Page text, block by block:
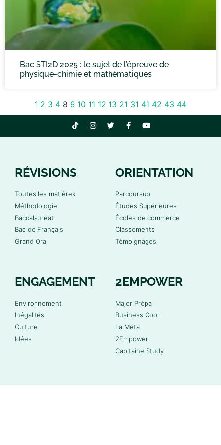
Bac STI2D 2025 : le sujet de l’épreuve de
physique-chimie et mathématiques
1 2 3 4 8 9 10 11 12 13 21 31 41 42 43 44
RÉVISIONS
Toutes les matières
Méthodologie
Baccalauréat
Bac de Français
Grand Oral
ORIENTATION
Parcoursup
Études Supérieures
Écoles de commerce
Classements
Témoignages
ENGAGEMENT
Environnement
Inégalités
Culture
Idées
2EMPOWER
Major Prépa
Business Cool
La Méta
2Empower
Capitaine Study